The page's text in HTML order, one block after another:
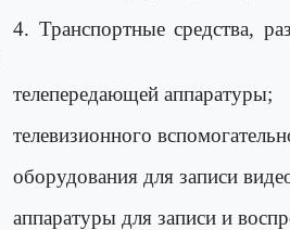
4. Транспортные средства,
телепередающей аппаратуры;
телевизионного
оборудования для записи
аппаратуры для записи и